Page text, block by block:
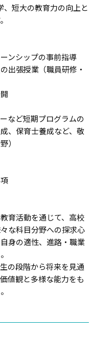
、短大の教育力の向上と
ンシップの事前指導
出張授業（職員研修・
など短期プログラムの
、保育士養成など、敬
）
項
育活動を通じて、高校
な科目分野への探求心
身の適性、進路・職業
の段階から将来を見通
値観と多様な能力をも